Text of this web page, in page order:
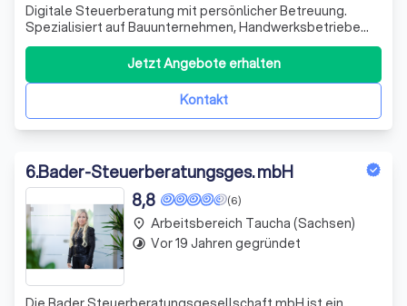
Digitale Steuerberatung mit persönlicher Betreuung.
Spezialisiert auf Bauunternehmen, Handwerksbetriebe
und technische Dienstleister. Beratung und direkte
Ansprechpartnerin statt anonymer Großkanzlei.
Kontakt
Jetzt Angebote erhalten
6.Bader-Steuerberatungsges. mbH
(6)
8,8
place Arbeitsbereich Taucha (Sachsen)
timelapse Vor 19 Jahren gegründet